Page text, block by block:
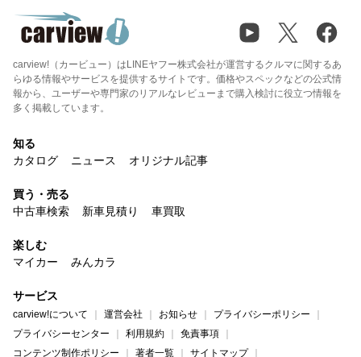
carview!（カービュー）はLINEヤフー株式会社が運営するクルマに関するあ
らゆる情報やサービスを提供するサイトです。価格やスペックなどの公式情
報から、ユーザーや専門家のリアルなレビューまで購入検討に役立つ情報を
多く掲載しています。
知る
カタログ
ニュース オリジナル記事
買う・売る
中古車検索
新車見積り 車買取
楽しむ
マイカー
みんカラ
サービス
carview!について 運営会社 お知らせ
プライバシーポリシー
プライバシーセンター
利用規約
免責事項
コンテンツ制作ポリシー
著者一覧 サイトマップ